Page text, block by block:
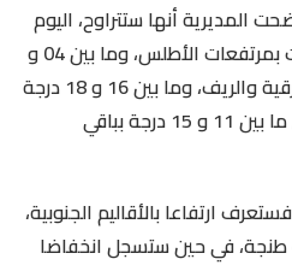
المديرية أنها ستتراوح، اليوم
السبت، ما بين 01- و 06 درجات بمرتفعات الأطلس، وما بين 04 و
09 درجات بالهضاب العليا الشرقية والريف، وما بين 16 و 18 درجة
بالأقاليم الجنوبية، بينما تسجل ما بين 11 و 15 درجة بباقي
ارتفاعا بالأقاليم الجنوبية،
في حين ستسجل انخفاضا